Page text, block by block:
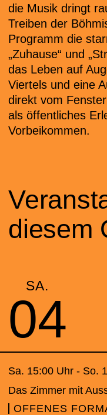
die Musik dringt
Treiben der
Programm die
„Zuhause“ und
das Leben auf
Viertels und eine
direkt vom
als öffentliches
Vorbeikommen.
diesem
SA.
04
Sa. 15:00 Uhr - So.
Das Zimmer mit
OFFENES